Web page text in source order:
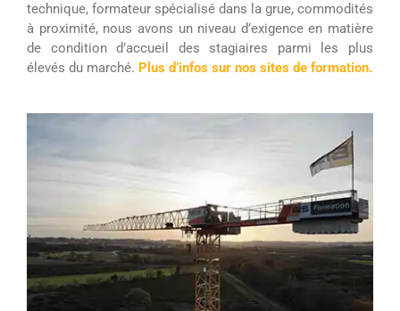
technique, formateur spécialisé dans la grue, commodités
à proximité, nous avons un niveau d’exigence en matière
de condition d’accueil des stagiaires parmi les plus
élevés du marché. Plus d’infos sur nos sites de formation.